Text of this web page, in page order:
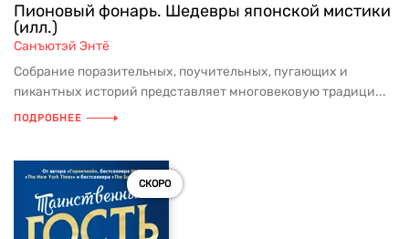
Пионовый фонарь. Шедевры японской мистики
(илл.)
Санъютэй Энтё
Собрание поразительных, поучительных, пугающих и
пикантных историй представляет многовековую традици...
ПОДРОБНЕЕ
СКОРО